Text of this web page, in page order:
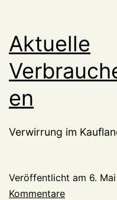
Aktuelle
en
Verwirrung im
Veröffentlicht am 6.
Kommentare